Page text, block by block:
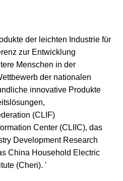
der leichten Industrie für
zur Entwicklung
Menschen in der
der nationalen
innovative Produkte
(CLIF)
Center (CLIIC), das
Development Research
China Household Electric
(Cheri). '